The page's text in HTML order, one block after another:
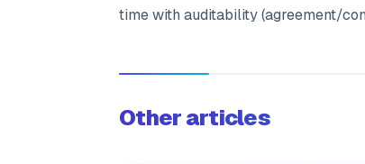
time with auditability (agreement/
Other articles